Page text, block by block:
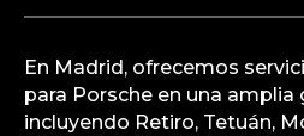
En Madrid, ofrecemos
para Porsche en una amplia
incluyendo Retiro, Tetuán,